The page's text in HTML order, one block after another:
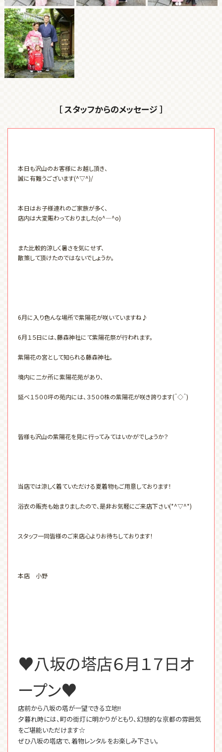
［ スタッフからのメッセージ ］
本日も沢山のお客様にお越し頂き、
誠に有難うございます(^▽^)/
本日はお子様連れのご家族が多く、
店内は大変賑わっておりました(o^―^o)
また比較的涼しく暑さを気にせず、
散策して頂けたのではないでしょうか。
6月に入り色んな場所で紫陽花が咲いていますね♪
6月１５日には、藤森神社にて紫陽花祭が行われます。
紫陽花の宮として知られる藤森神社。
境内に二か所に紫陽花苑があり、
延べ１５００坪の苑内には、３５００株の紫陽花が咲き誇ります(＾◇＾)
皆様も沢山の紫陽花を見に行ってみてはいかがでしょうか？
当店では涼しく着ていただける夏着物もご用意しております！
浴衣の販売も始まりましたので、是非お気軽にご来店下さい(*^▽^*)
スタッフ一同皆様のご来店心よりお待ちしております！
本店 小野
♥八坂の塔店６月１７日オ
ープン♥
店前から八坂の塔が一望できる立地!!
夕暮れ時には、町の街灯に明かりがともり、幻想的な京都の雰囲気
をご堪能いただけます☆
ぜひ八坂の塔店で、着物レンタルをお楽しみ下さい。